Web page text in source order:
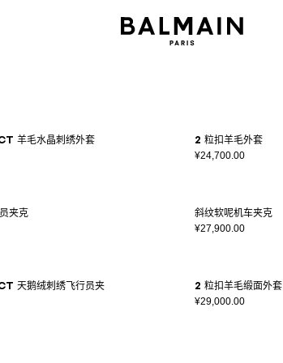
毛水晶刺绣外套 2 粒扣羊毛外套
¥24,700.00
夹克 斜纹软呢机车夹克
¥27,900.00
鹅绒刺绣飞行员夹 2 粒扣羊毛缎面外套
¥29,000.00